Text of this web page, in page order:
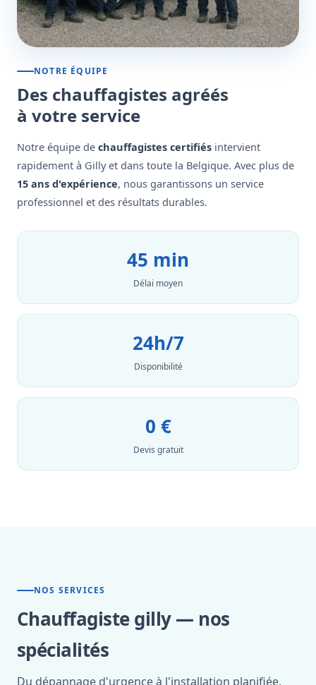
NOTRE ÉQUIPE
Des chauffagistes agréés
à votre service
Notre équipe de chauffagistes certifiés intervient
rapidement à Gilly et dans toute la Belgique. Avec plus de
15 ans d'expérience, nous garantissons un service
professionnel et des résultats durables.
45 min
Délai moyen
24h/7
Disponibilité
0 €
Devis gratuit
NOS SERVICES
Chauffagiste gilly — nos
spécialités
Du dépannage d'urgence à l'installation planifiée,